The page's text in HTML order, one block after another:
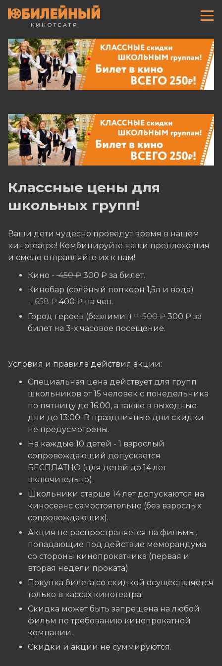
Классные цены для
школьных групп!
Ваши дети чудесно проведут время в нашем
кинотеатре! Комбинируйте наши предложения
и смело отправляйте их к нам!
Кино - 450 ₽ 300 ₽ за билет.
Кинобар (солёный попкорн 1,5л и вода)
- 658 ₽ 400 ₽ на чел.
Город героев (безлимит) = 500 ₽ 300 ₽ за
билет на 3-х часовое посещение.
Условия и правила действия акции:
Специальная цена действует для групп
школьников от 15 человек с понедельника
по пятницу до 16:00, а также в выходные
дни до 13:00. В праздничные дни скидки
не предусмотрены.
На каждые 10 детей - 1 взрослый
сопровождающий допускается
БЕСПЛАТНО (для детей до 14 лет
включительно).
Школьники старше 14 лет допускаются на
киносеанс самостоятельно (без взрослых
сопровождающих).
Акция не распространяется на фильмы,
попадающие под действие меморандума
со стороны кинопрокатчика (первая и
вторая недели проката)
Покупка билета со скидкой осуществляется
только в кассах кинотеатра.
Скидка может быть запрещена на любой
фильм по требованию кинопрокатной
компании.
Скидки и акции не суммируются.